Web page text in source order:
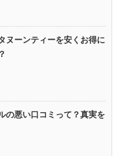
ヌーンティーを安くお得に
の悪い口コミって？真実を